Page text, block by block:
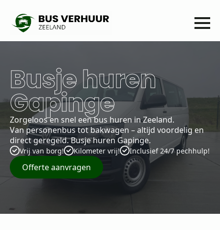
Busje huren
Gapinge
Zorgeloos en snel een bus huren in Zeeland.
Van personenbus tot bakwagen – altijd voordelig en
direct geregeld. Busje huren Gapinge.
Vrij van borg! Kilometer vrij! Inclusief 24/7 pechhulp!
Offerte aanvragen